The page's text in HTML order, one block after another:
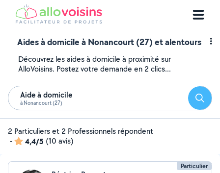
Aides à domicile à Nonancourt (27) et alentours
Découvrez les aides à domicile à proximité sur
AlloVoisins. Postez votre demande en 2 clics...
Aide à domicile
à Nonancourt (27)
2 Particuliers et 2 Professionnels répondent
-
4,4/5 (10 avis)
Particulier